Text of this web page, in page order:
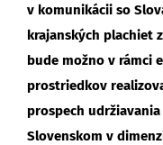
v komunikácii so
krajanských plachiet
bude možno v rámci
prostriedkov
prospech
Slovenskom v